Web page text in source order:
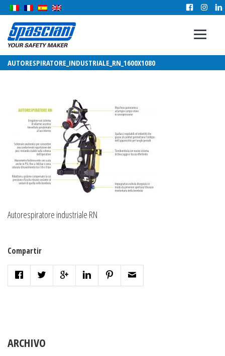
AUTORESPIRATORE_INDUSTRIALE_RN_1600X1080
Autorespiratore industriale RN
Compartir
ARCHIVO